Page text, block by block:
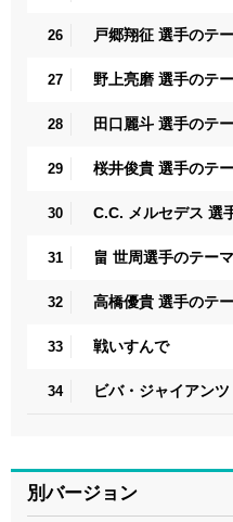
26 戸郷翔征 選手のテ
27 野上亮磨 選手のテ
28 田口麗斗 選手のテ
29 桜井俊貴 選手のテ
30 C.C. メルセデス 選
31 畠 世周選手のテーマ
32 高橋優貴 選手のテ
33 戦いすんで
34 ビバ・ジャイアン
別バージョン